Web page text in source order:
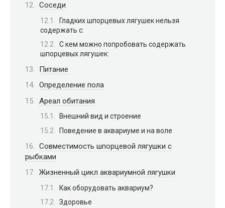
Соседи
Гладких шпорцевых лягушек нельзя
содержать с:
С кем можно попробовать содержать
шпорцевых лягушек:
Питание
Определение пола
Ареал обитания
Внешний вид и строение
Поведение в аквариуме и на воле
Совместимость шпорцевой лягушки с
рыбками
Жизненный цикл аквариумной лягушки
Как оборудовать аквариум?
Здоровье